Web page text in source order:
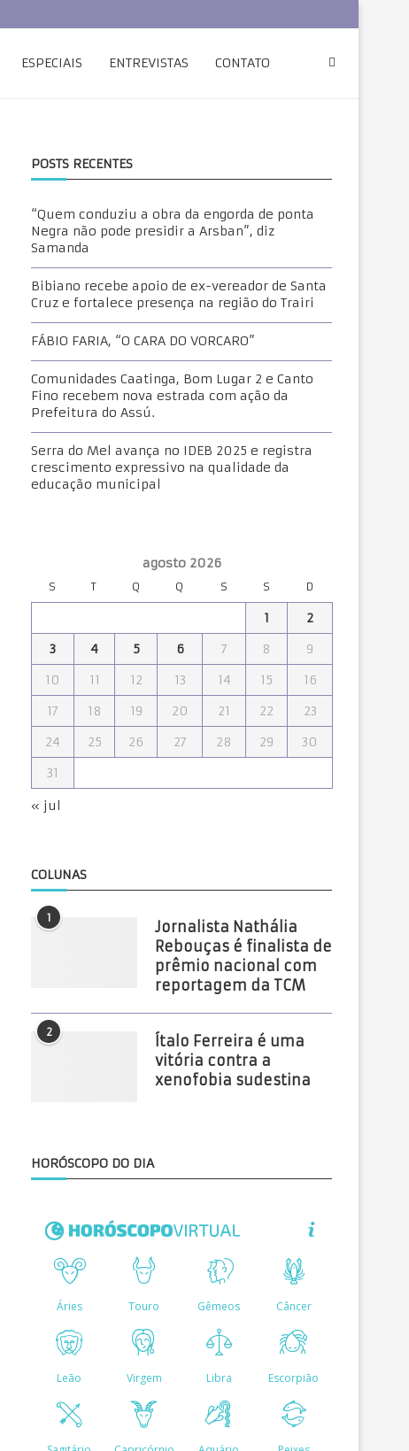
ESPECIAIS ENTREVISTAS CONTATO
POSTS RECENTES
“Quem conduziu a obra da engorda de ponta
Negra não pode presidir a Arsban”, diz
Samanda
Bibiano recebe apoio de ex-vereador de Santa
Cruz e fortalece presença na região do Trairi
FÁBIO FARIA, “O CARA DO VORCARO”
Comunidades Caatinga, Bom Lugar 2 e Canto
Fino recebem nova estrada com ação da
Prefeitura do Assú.
Serra do Mel avança no IDEB 2025 e registra
crescimento expressivo na qualidade da
educação municipal
agosto 2026
S T Q Q S S D
1
2
3
4 5 6 7 8
9
10
11 12 13 14 15
16
17
18 19 20 21 22
23
24
25 26 27 28 29
30
31
« jul
COLUNAS
1
Jornalista Nathália
Rebouças é finalista de
prêmio nacional com
reportagem da TCM
2
Ítalo Ferreira é uma
vitória contra a
xenofobia sudestina
HORÓSCOPO DO DIA